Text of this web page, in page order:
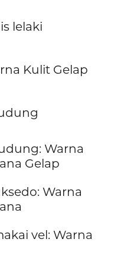
lelaki
Kulit Gelap
Warna
Gelap
Warna
vel: Warna